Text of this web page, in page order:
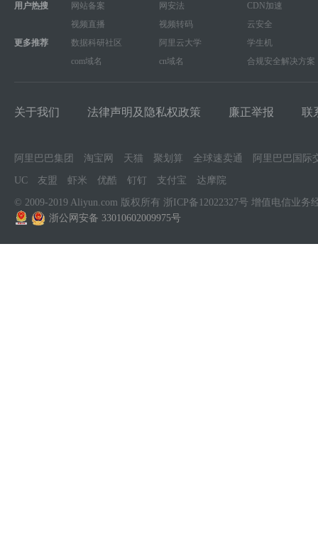
用户热搜
网站备案 网安法
CDN加速
视频直播
视频转码
云安全
更多推荐
数据科研社区 阿里云大学
学生机
com域名
cn域名 合规安全解决方案
关于我们 法律声明及隐私权政策 廉正举报 联
阿里巴巴集团 淘宝网 天猫 聚划算 全球速卖通 阿里巴巴国际
UC 友盟 虾米 优酷 钉钉 支付宝 达摩院
© 2009-2019 Aliyun.com 版权所有 浙ICP备12022327号 增值电信业务
浙公网安备 33010602009975号